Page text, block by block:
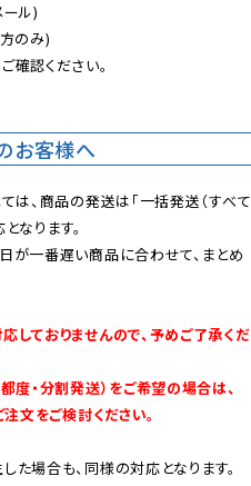
ル)
のみ)
確認ください。
お客様へ
は、商品の発送は「一括発送（すべて
なります。
が一番遅い商品に合わせて、まとめ
ておりませんので、予めご了承くだ
度・分割発送）をご希望の場合は、
文をご検討ください。
場合も、同様の対応となります。